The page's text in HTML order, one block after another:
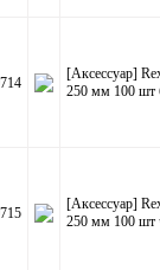
[Аксессуар]
250 мм 100 шт
[Аксессуар]
250 мм 100 шт